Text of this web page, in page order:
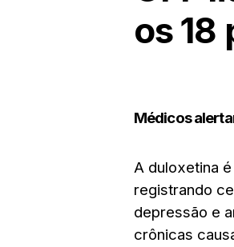
os 18
Médicos
A duloxetina
registrando
depressão e
crônicas